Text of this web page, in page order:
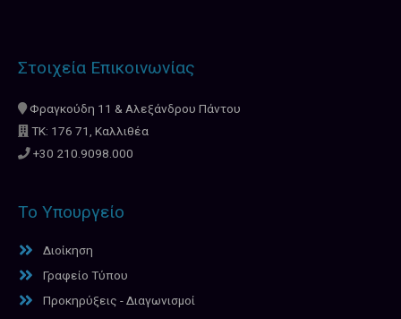
Στοιχεία Επικοινωνίας
Φραγκούδη 11 & Αλεξάνδρου Πάντου
ΤΚ: 176 71, Καλλιθέα
+30 210.9098.000
Το Υπουργείο
Διοίκηση
Γραφείο Τύπου
Προκηρύξεις - Διαγωνισμοί